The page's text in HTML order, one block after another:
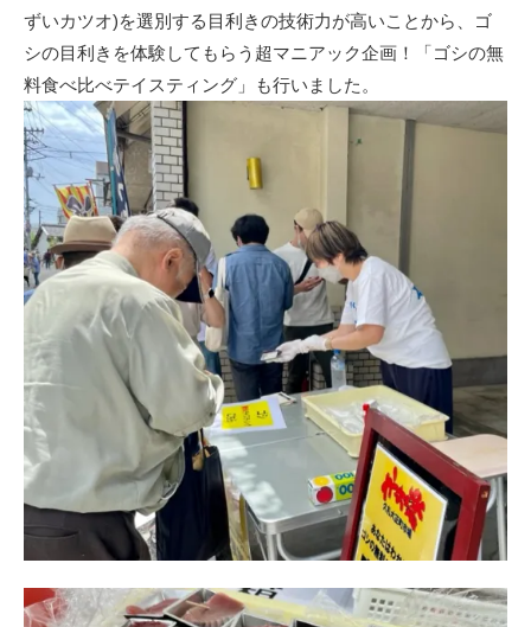
ずいカツオ)を選別する目利きの技術力が高いことから、ゴ
シの目利きを体験してもらう超マニアック企画！「ゴシの無
料食べ比べテイスティング」も行いました。